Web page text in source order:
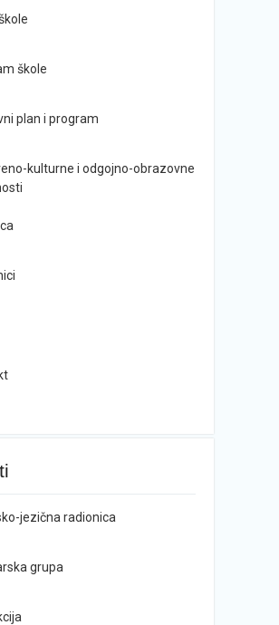
škole
plan i program
kulturne i odgojno-obrazovne
jezična radionica
grupa